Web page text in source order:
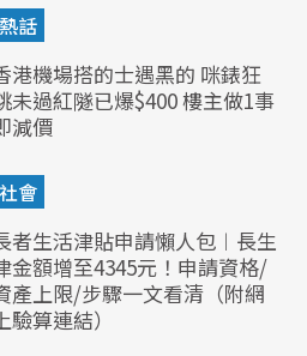
熱話
港機場搭的士遇黑的 咪錶狂
未過紅隧已爆$400 樓主做1事
減價
社會
者生活津貼申請懶人包︱長生
金額增至4345元！申請資格/
產上限/步驟一文看清（附網
上驗算連結）